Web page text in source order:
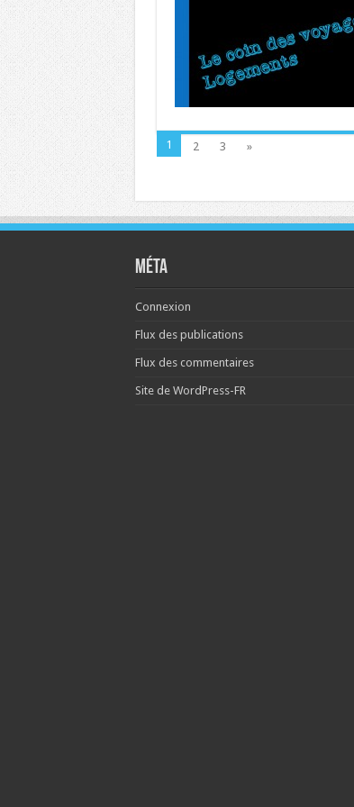
1 2 3 »
Méta
Connexion
Flux des publications
Flux des commentaires
Site de WordPress-FR